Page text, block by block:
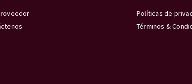
Políticas de
Términos &